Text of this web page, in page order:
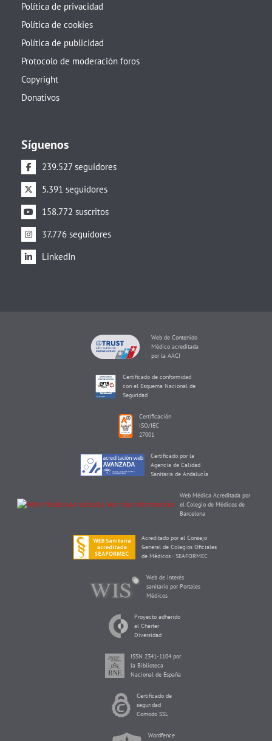
Política de privacidad
Política de cookies
Política de publicidad
Protocolo de moderación foros
Copyright
Donativos
Síguenos
239.527 seguidores
5.391 seguidores
158.772 suscritos
37.776 seguidores
LinkedIn
Web de Contenido
Médico acreditada
por la AACI
Certificado de conformidad
con el Esquema Nacional de
Seguridad
Certificación
ISO/IEC
27001
Certificado por la
Agencia de Calidad
Sanitaria de Andalucía
Web Médica Acreditada por
el Colegio de Médicos de
Barcelona
Acreditado por el Consejo
General de Colegios Oficiales
de Médicos - SEAFORMEC
Web de interés
sanitario por Portales
Médicos
Proyecto adherido
al Charter
Diversidad
ISSN 2341-1104 por
la Biblioteca
Nacional de España
Certificado de
seguridad
Comodo SSL
Wordfence